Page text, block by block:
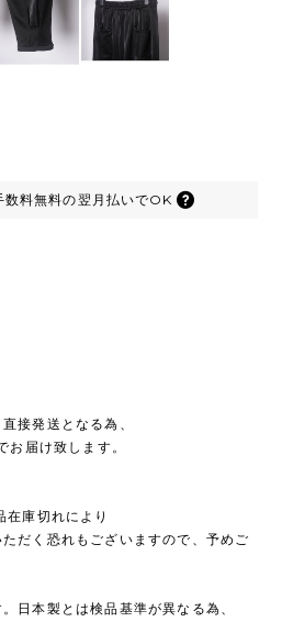
数料無料の翌月払いでOK
接発送となる為、
届け致します。
在庫切れにより
だく恐れもございますので、予めご
日本製とは検品基準が異なる為、